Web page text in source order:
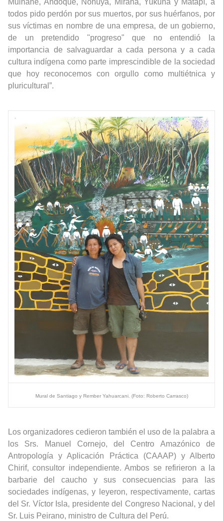
todos pido perdón por sus muertos, por sus huérfanos, por
sus víctimas en nombre de una empresa, de un gobierno,
de un pretendido "progreso" que no entendió la
importancia de salvaguardar a cada persona y a cada
cultura indígena como parte imprescindible de la sociedad
que hoy reconocemos con orgullo como multiétnica y
pluricultural”.
Mural de Santiago y Rember Yahuarcani. (Foto: Roberto Carrasco)
Los organizadores cedieron también el uso de la palabra a
los Srs. Manuel Cornejo, del Centro Amazónico de
Antropología y Aplicación Práctica (CAAAP) y Alberto
Chirif, consultor independiente. Ambos se refirieron a la
barbarie del caucho y sus consecuencias para las
sociedades indígenas, y leyeron, respectivamente, cartas
del Sr. Víctor Isla, presidente del Congreso Nacional, y del
Sr. Luis Peirano, ministro de Cultura del Perú.